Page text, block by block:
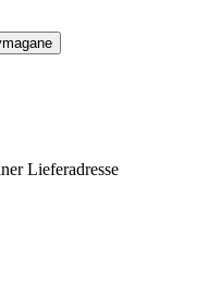
Lieferadresse